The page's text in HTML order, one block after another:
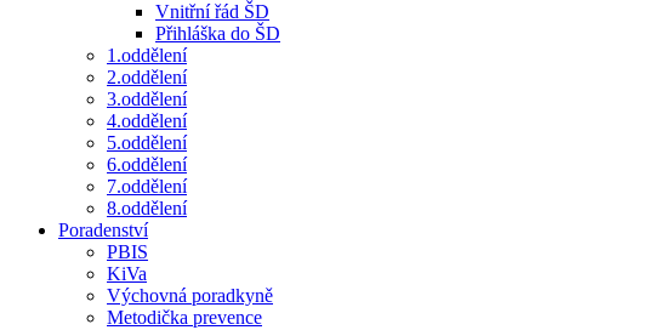
Vnitřní řád ŠD
Přihláška do ŠD
1.oddělení
2.oddělení
3.oddělení
4.oddělení
5.oddělení
6.oddělení
7.oddělení
8.oddělení
Poradenství
PBIS
KiVa
Výchovná poradkyně
Metodička prevence